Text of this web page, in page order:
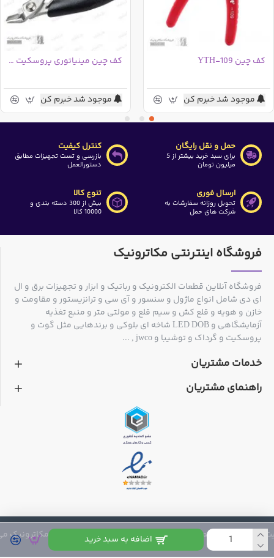
اضافه به سبد خرید
کف چین YTH-109
موجود شد خبرم کن
کف چین مینیاتوری پروسکیت 1PK-501A تایوانی
موجود شد خبرم کن
حمل و نقل رایگان
برای سبد خرید بیشتر از 5
میلیون تومان
کنترل کیفیت
بازرسی و تست تجهیزات مطابق
دستورالعمل
ارسال فوری
تحویل روزانه سفارشات به
شرکت های حمل
تنوع کالا
بیش از 300 دسته بندی و
10000 کالا
فروشگاه اینترنتی مکاترونیک
فروشگاه آنلاین قطعات الکترونیک و رباتیک و ابزار و تجهیزات برق و ال
ای دی شامل انواع ماژول و سنسور و آی سی و ترانزیستور و مقاومت و
خازن و هویه و قلع کش و سیم قلع و مولتی متر و منبع تغذیه
آزمایشگاهی و LED DOB شاخه ای بلوکی و برندهایی مثل گوت و
پروسکیت و گرداک و توشیبا و jwco , ...
خدمات مشتریان
راهنمای مشتریان
فروشگاه مکاترونیک می باشد